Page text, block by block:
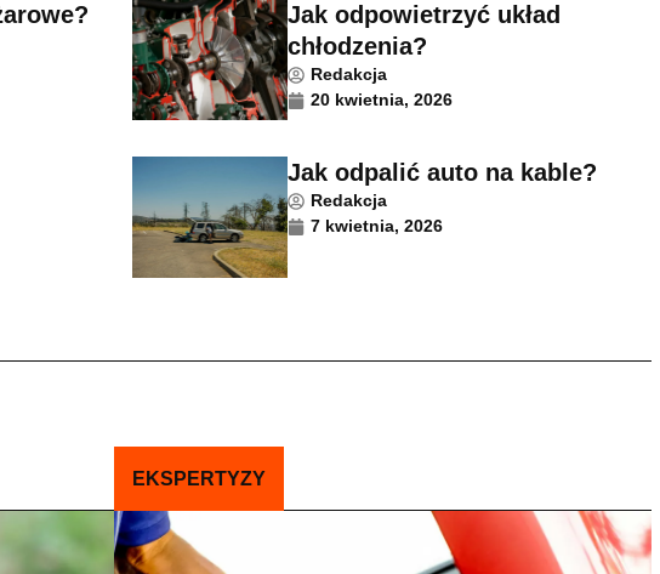
Jak odpowietrzyć układ
chłodzenia?
Redakcja
20 kwietnia, 2026
Jak odpalić auto na kable?
Redakcja
7 kwietnia, 2026
EKSPERTYZY